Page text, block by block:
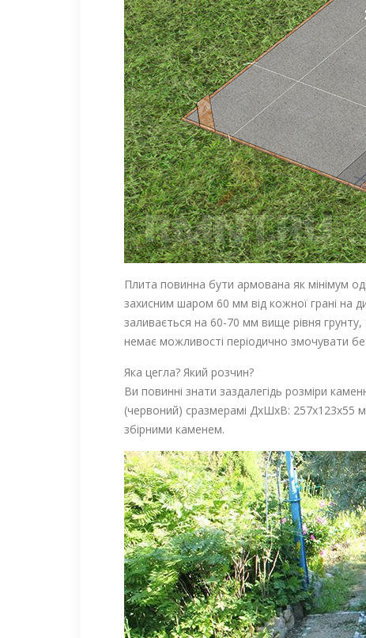
Плита повинна бути армована як мінімум
захисним шаром 60 мм від кожної грані на
заливається на 60-70 мм вище рівня
немає можливості періодично змочувати
Яка цегла? Який розчин?
Ви повинні знати заздалегідь розміри
(червоний) сразмерамі ДхШхВ: 257х123х55
збірними каменем.